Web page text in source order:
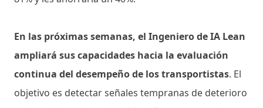
En las próximas semanas, el Ingeniero de IA Lean
ampliará sus capacidades hacia la evaluación
continua del desempeño de los transportistas. El
objetivo es detectar señales tempranas de deterioro